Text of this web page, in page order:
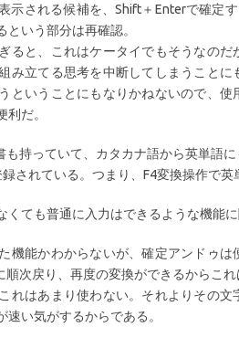
示される候補を、Shift＋Enterで確定
いう部分は再確認。
ると、これはケータイでもそうなの
み立てる思考を中断してしまうこと
ということにもなりかねないので、使
だ。
も持っていて、カタカナ語から英単語
されている。つまり、F4変換操作で英
ても普通に入力はできるような機能に
機能かわからないが、確定アンドゥ
次戻り、再度の変換ができるからこれ
れはあまり使わない。それよりその文
い気がするからである。